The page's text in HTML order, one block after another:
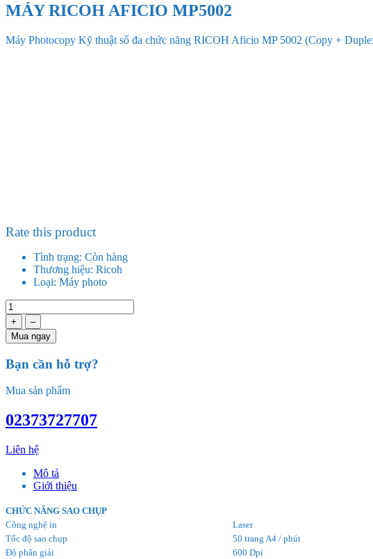
MÁY RICOH AFICIO MP5002
Máy Photocopy Kỹ thuật số đa chức năng RICOH Aficio MP 5002 (Copy +
Rate this product
Tình trạng: Còn hàng
Thương hiệu: Ricoh
Loại: Máy photo
+
–
Mua ngay
Bạn cần hỗ trợ?
Mua sản phẩm
02373727707
Liên hệ
Mô tả
Giới thiệu
CHỨC NĂNG SAO CHỤP
Công nghệ in
Laser
Tốc độ sao chụp
50 trang A4 / phút
Độ phân giải
600 Dpi